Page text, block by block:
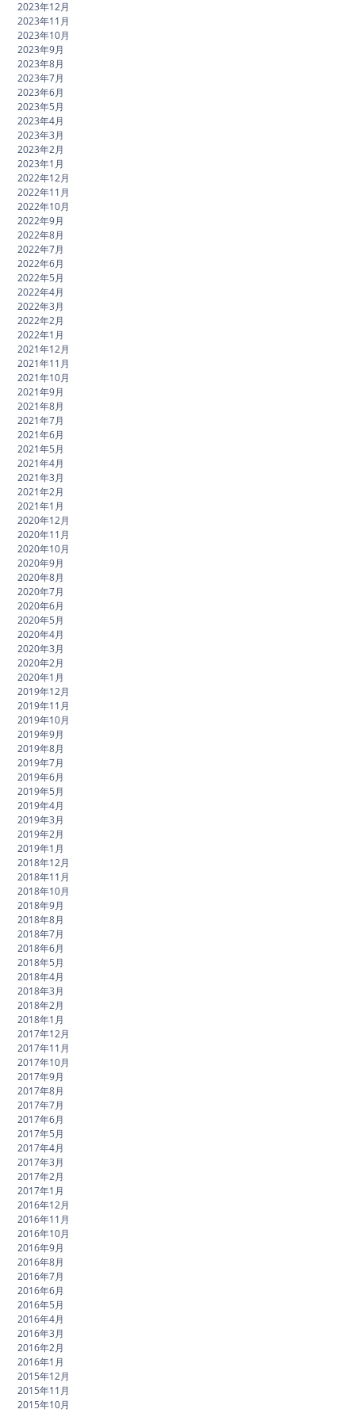
2023年12月
2023年11月
2023年10月
2023年9月
2023年8月
2023年7月
2023年6月
2023年5月
2023年4月
2023年3月
2023年2月
2023年1月
2022年12月
2022年11月
2022年10月
2022年9月
2022年8月
2022年7月
2022年6月
2022年5月
2022年4月
2022年3月
2022年2月
2022年1月
2021年12月
2021年11月
2021年10月
2021年9月
2021年8月
2021年7月
2021年6月
2021年5月
2021年4月
2021年3月
2021年2月
2021年1月
2020年12月
2020年11月
2020年10月
2020年9月
2020年8月
2020年7月
2020年6月
2020年5月
2020年4月
2020年3月
2020年2月
2020年1月
2019年12月
2019年11月
2019年10月
2019年9月
2019年8月
2019年7月
2019年6月
2019年5月
2019年4月
2019年3月
2019年2月
2019年1月
2018年12月
2018年11月
2018年10月
2018年9月
2018年8月
2018年7月
2018年6月
2018年5月
2018年4月
2018年3月
2018年2月
2018年1月
2017年12月
2017年11月
2017年10月
2017年9月
2017年8月
2017年7月
2017年6月
2017年5月
2017年4月
2017年3月
2017年2月
2017年1月
2016年12月
2016年11月
2016年10月
2016年9月
2016年8月
2016年7月
2016年6月
2016年5月
2016年4月
2016年3月
2016年2月
2016年1月
2015年12月
2015年11月
2015年10月